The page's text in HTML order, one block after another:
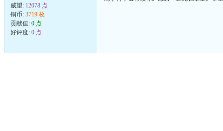
威望: 12078 点
铜币: 3719 枚
贡献值: 0 点
好评度: 0 点